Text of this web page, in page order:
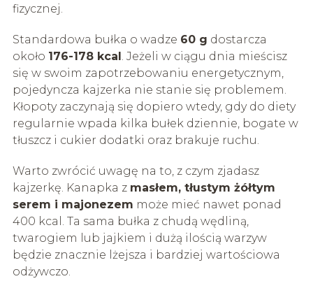
fizycznej.
Standardowa bułka o wadze 60 g dostarcza
około 176-178 kcal . Jeżeli w ciągu dnia mieścisz
się w swoim zapotrzebowaniu energetycznym,
pojedyncza kajzerka nie stanie się problemem.
Kłopoty zaczynają się dopiero wtedy, gdy do diety
regularnie wpada kilka bułek dziennie, bogate w
tłuszcz i cukier dodatki oraz brakuje ruchu.
Warto zwrócić uwagę na to, z czym zjadasz
kajzerkę. Kanapka z masłem, tłustym żółtym
serem i majonezem może mieć nawet ponad
400 kcal. Ta sama bułka z chudą wędliną,
twarogiem lub jajkiem i dużą ilością warzyw
będzie znacznie lżejsza i bardziej wartościowa
odżywczo.